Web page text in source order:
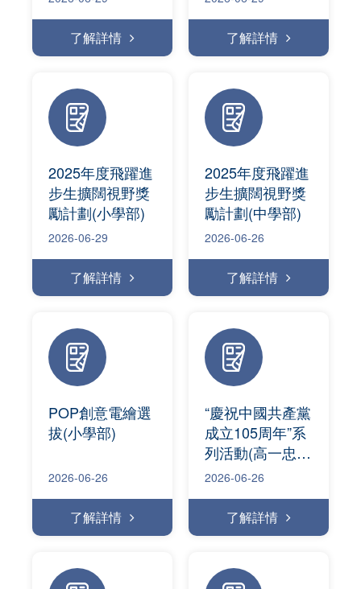
了解詳情 了解詳情
2025年度飛躍進
步生擴闊視野獎
勵計劃(小學部)
2026-06-29
了解詳情
2025年度飛躍進
步生擴闊視野獎
勵計劃(中學部)
2026-06-26
了解詳情
POP創意電繪選
拔(小學部)
2026-06-26
了解詳情
“慶祝中國共產黨
成立105周年”系
列活動(高一忠、
愛班)
2026-06-26
了解詳情